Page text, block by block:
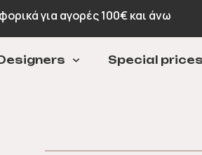
για αγορές 100€ και άνω
Special prices